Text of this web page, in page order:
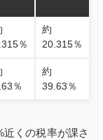
％
約
20.315％
％
約
39.63％
くの税率が課さ